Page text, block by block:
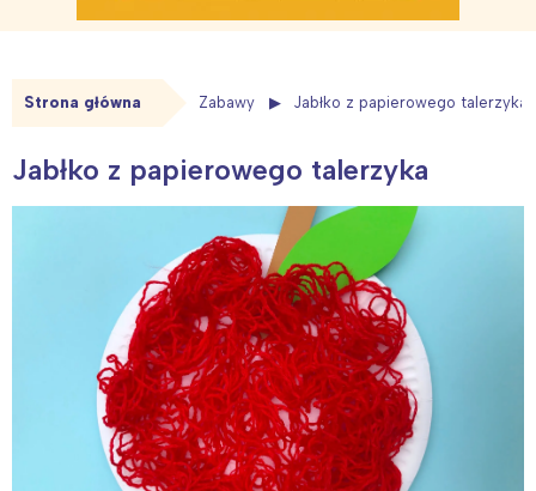
Strona główna Zabawy Jabłko z papierowego talerzyka
Jabłko z papierowego talerzyka